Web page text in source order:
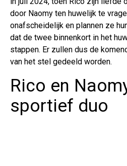
door Naomy ten huwelijk te
onafscheidelijk en plannen ze
dat de twee binnenkort in het
stappen. Er zullen dus de
van het stel gedeeld worden.
Rico en
sportief duo